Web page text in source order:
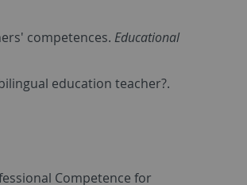
competences. Educational
education teacher?.
Competence for